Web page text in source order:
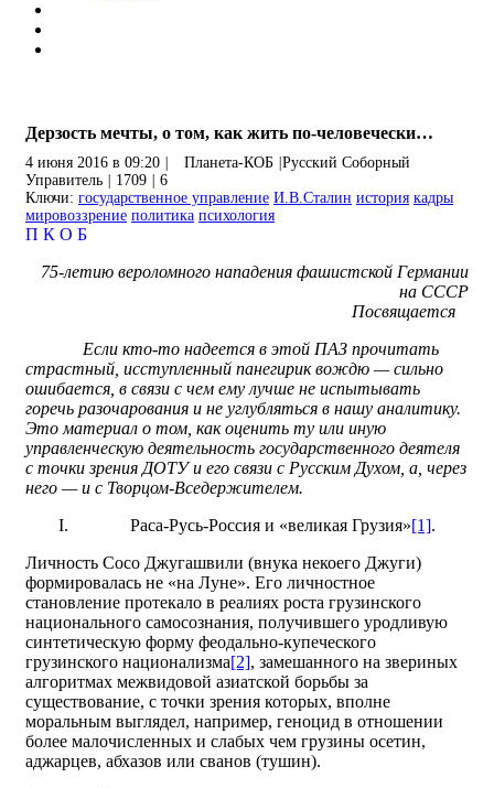
Дерзость мечты, о том, как жить по-человечески…
4 июня 2016 в 09:20 Планета-КОБ Русский Соборный
Управитель
1709
6
Ключи: государственное управление И.В.Сталин история кадры
мировоззрение политика психология
П К О Б
75-летию вероломного нападения фашистской Германии
на СССР
Посвящается
Если кто-то надеется в этой ПАЗ прочитать
страстный, исступленный панегирик вождю — сильно
ошибается, в связи с чем ему лучше не испытывать
горечь разочарования и не углубляться в нашу аналитику.
Это материал о том, как оценить ту или иную
управленческую деятельность государственного деятеля
с точки зрения ДОТУ и его связи с Русским Духом, а, через
него — и с Творцом-Вседержителем.
I.
Раса-Русь-Россия и «великая Грузия»[1].
Личность Сосо Джугашвили (внука некоего Джуги)
формировалась не «на Луне». Его личностное
становление протекало в реалиях роста грузинского
национального самосознания, получившего уродливую
синтетическую форму феодально-купеческого
грузинского национализма[2], замешанного на звериных
алгоритмах межвидовой азиатской борьбы за
существование, с точки зрения которых, вполне
моральным выглядел, например, геноцид в отношении
более малочисленных и слабых чем грузины осетин,
аджарцев, абхазов или сванов (тушин).